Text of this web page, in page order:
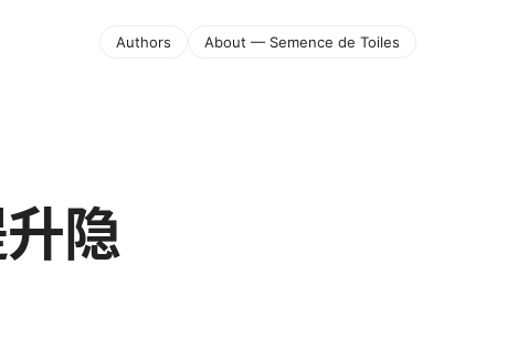
Authors About — Semence de Toiles
隐